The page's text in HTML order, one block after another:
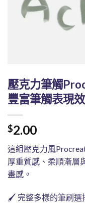
壓克力筆觸
豐富筆觸表現
$2.00
這組壓克力風
厚重質感、柔順漸層
畫感。
🖌️ 完整多樣的筆刷選